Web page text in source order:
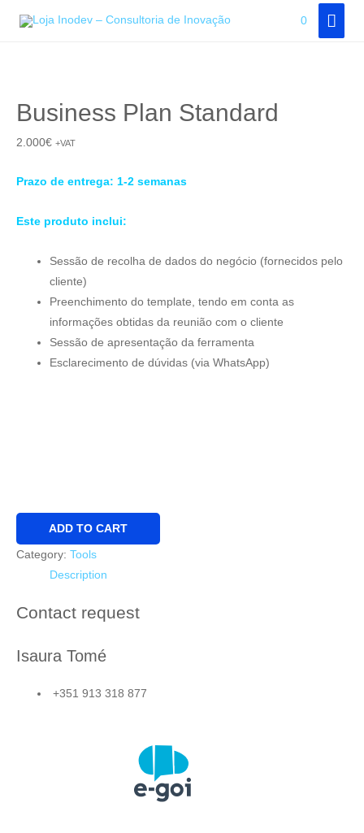
0
Business Plan Standard
2.000€ +VAT
Prazo de entrega: 1-2 semanas
Este produto inclui:
Sessão de recolha de dados do negócio (fornecidos pelo
cliente)
Preenchimento do template, tendo em conta as
informações obtidas da reunião com o cliente
Sessão de apresentação da ferramenta
Esclarecimento de dúvidas (via WhatsApp)
Business
Plan
Standard
quantity
ADD TO CART
Category: Tools
Description
Contact request
Isaura Tomé
+351 913 318 877